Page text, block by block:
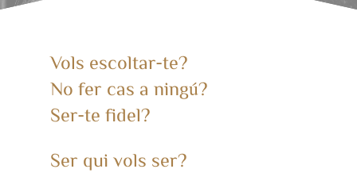
Vols escoltar-te?
No fer cas a ningú?
Ser-te fidel?
Ser qui vols ser?